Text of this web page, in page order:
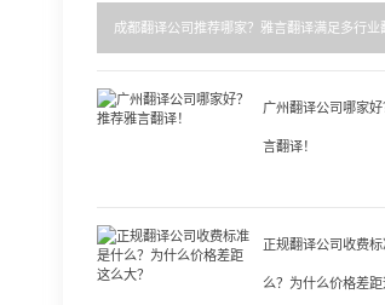
成都翻译公司推荐哪家？雅言翻译满足多行业
广州翻译公司哪家
言翻译！
正规翻译公司收费
么？为什么价格差距